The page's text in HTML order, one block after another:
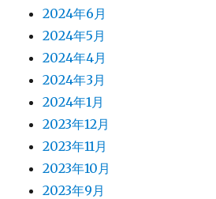
2024年6月
2024年5月
2024年4月
2024年3月
2024年1月
2023年12月
2023年11月
2023年10月
2023年9月